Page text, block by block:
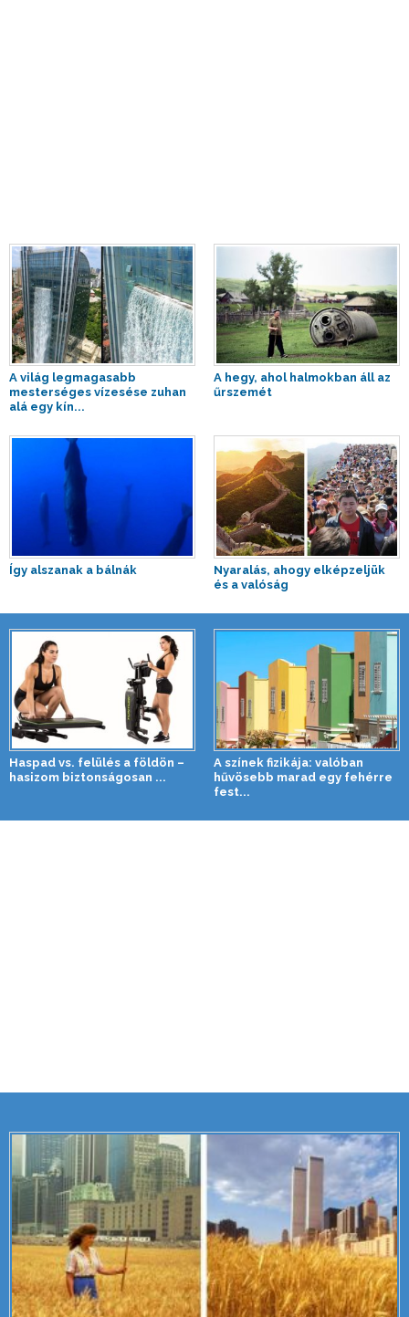
A világ legmagasabb
mesterséges vízesése zuhan
alá egy kín...
A hegy, ahol halmokban áll az
űrszemét
Így alszanak a bálnák
Nyaralás, ahogy elképzeljük
és a valóság
Haspad vs. felülés a földön –
hasizom biztonságosan ...
A színek fizikája: valóban
hűvösebb marad egy fehérre
fest...